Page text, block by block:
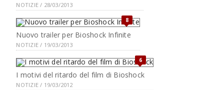
NOTIZIE / 28/03/2013
8
Nuovo trailer per Bioshock Infinite
NOTIZIE / 19/03/2013
6
I motivi del ritardo del film di Bioshock
NOTIZIE / 19/03/2012